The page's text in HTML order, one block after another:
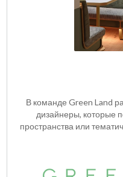
В команде Green Land
дизайнеры, которые
пространства или